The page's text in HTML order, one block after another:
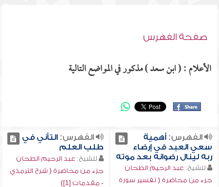
صفحة الفهرس
الأعلام : ( ابن سعد ) مذكور في المواضع التالية
الفهرس:أهمية
سعي العبد في إرضاء
ربه لينال رضوانه بعد موته
للشيخ: عبد الرحيم الطحان
جزء من محاضرة ( تفسير سورة
الفهرس:التأني في
طلب العلم
للشيخ: عبد الرحيم الطحان
جزء من محاضرة ( شرح الترمذي
- مقدمات [1])